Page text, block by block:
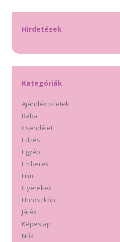
Hirdetések
Kategóriák
Ajándék ötletek
Baba
Csendélet
Edzés
Egyéb
Emberek
Film
Gyerekek
Horoszkóp
Játék
Képeslap
Nők